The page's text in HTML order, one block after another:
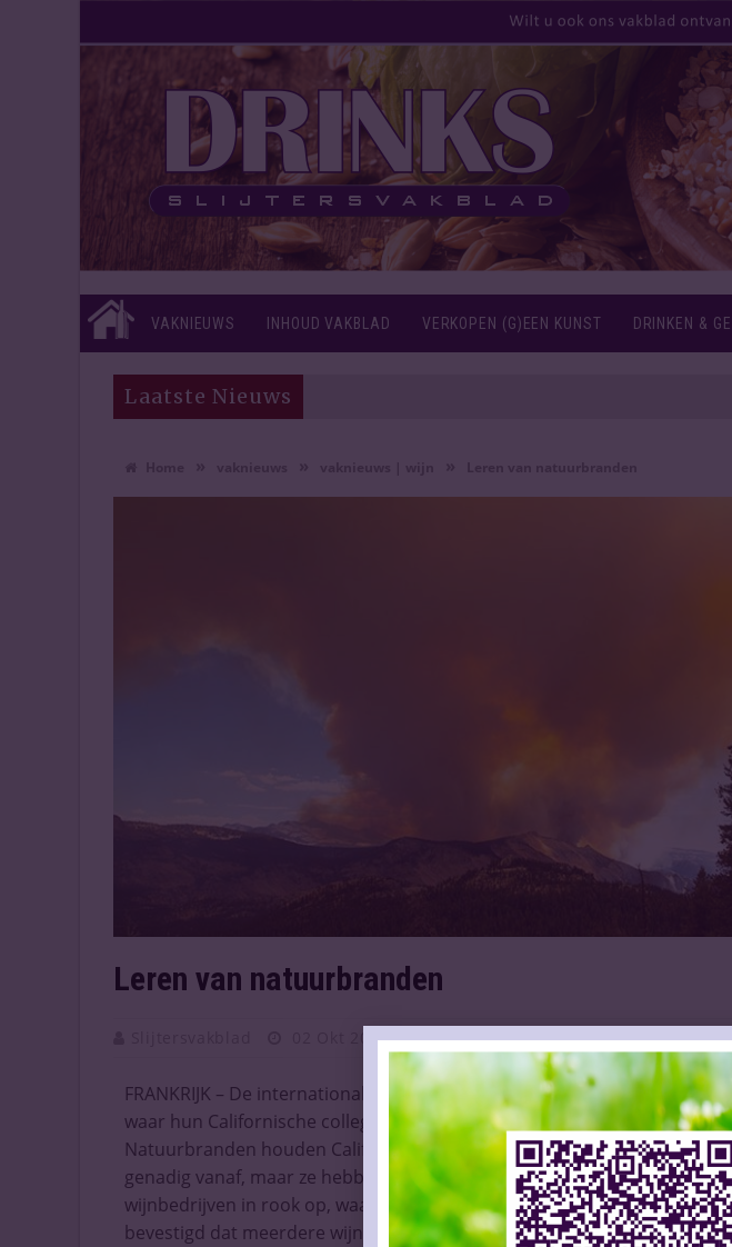
VAKNIEUWS INHOUD VAKBLAD VERKOPEN (G)EEN KUNST DRINKEN &
Laatste Nieuws
Leren van natuurbranden
02 Okt 2020 Vaknieuws | Wijn Laat Uw
FRANKRIJK – De internationale wijnindustrie moet lessen te trekken uit
waar hun Californische collega’s afgelopen week voor de zoveelste keer
Natuurbranden houden Californië om de haverklap in de greep. Soms
genadig vanaf, maar ze hebben ook wel eens minder geluk. Afgelopen
wijnbedrijven in rook op, waaronder Newton Vineyard. Het California
bevestigd dat meerdere wijnmakerijen zijn getroffen. Professor Jacques-